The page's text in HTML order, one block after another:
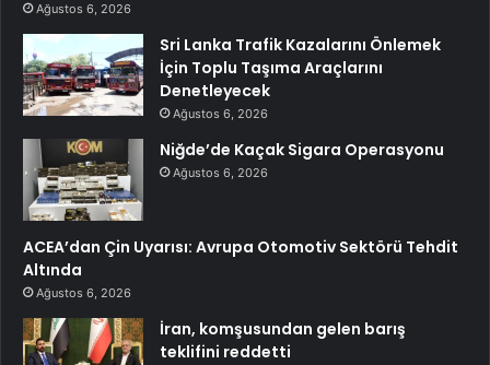
Ağustos 6, 2026
Sri Lanka Trafik Kazalarını Önlemek
İçin Toplu Taşıma Araçlarını
Denetleyecek
Ağustos 6, 2026
Niğde’de Kaçak Sigara Operasyonu
Ağustos 6, 2026
ACEA’dan Çin Uyarısı: Avrupa Otomotiv Sektörü Tehdit
Altında
Ağustos 6, 2026
İran, komşusundan gelen barış
teklifini reddetti